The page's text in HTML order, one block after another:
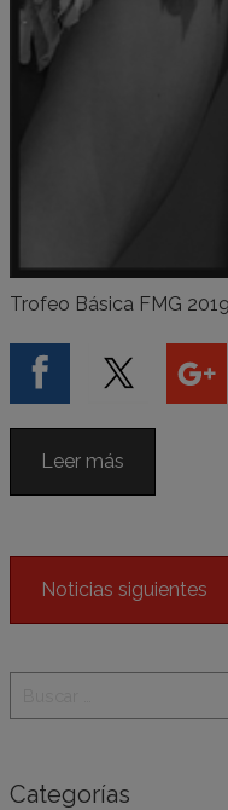
Trofeo Básica FMG
Leer más
Noticias siguientes
Categorías